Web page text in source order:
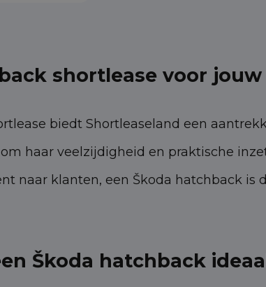
shortlease voor
biedt Shortleaseland een
haar veelzijdigheid en praktische
naar klanten, een Škoda hatchback is
Škoda hatchback